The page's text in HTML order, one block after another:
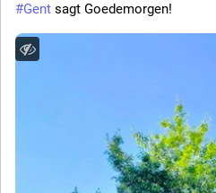
#Gent sagt Goedemorgen!